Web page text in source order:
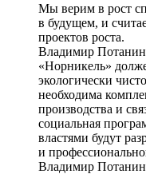
Мы верим в рост
в будущем, и
проектов роста.
Владимир Потанин
«Норникель»
экологически
необходима
производства и
социальная
властями будут
и
Владимир Потанин